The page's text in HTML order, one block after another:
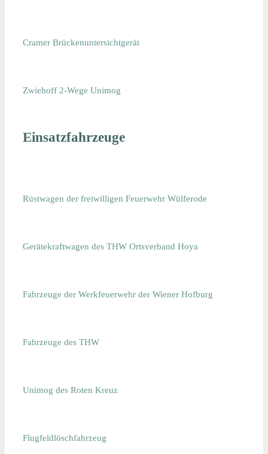
Cramer Brückenuntersichtgerät
Zwiehoff 2-Wege Unimog
Einsatzfahrzeuge
Rüstwagen der freiwilligen Feuerwehr Wülferode
Gerätekraftwagen des THW Ortsverband Hoya
Fahrzeuge der Werkfeuerwehr der Wiener Hofburg
Fahrzeuge des THW
Unimog des Roten Kreuz
Flugfeldlöschfahrzeug